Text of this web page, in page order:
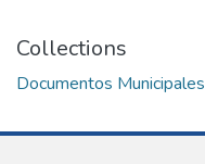
Collections
Documentos Municipales